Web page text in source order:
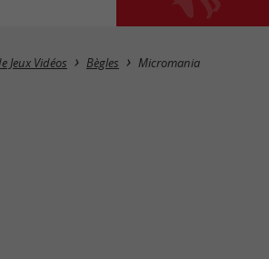
Jeux Vidéos Bègles Micromania